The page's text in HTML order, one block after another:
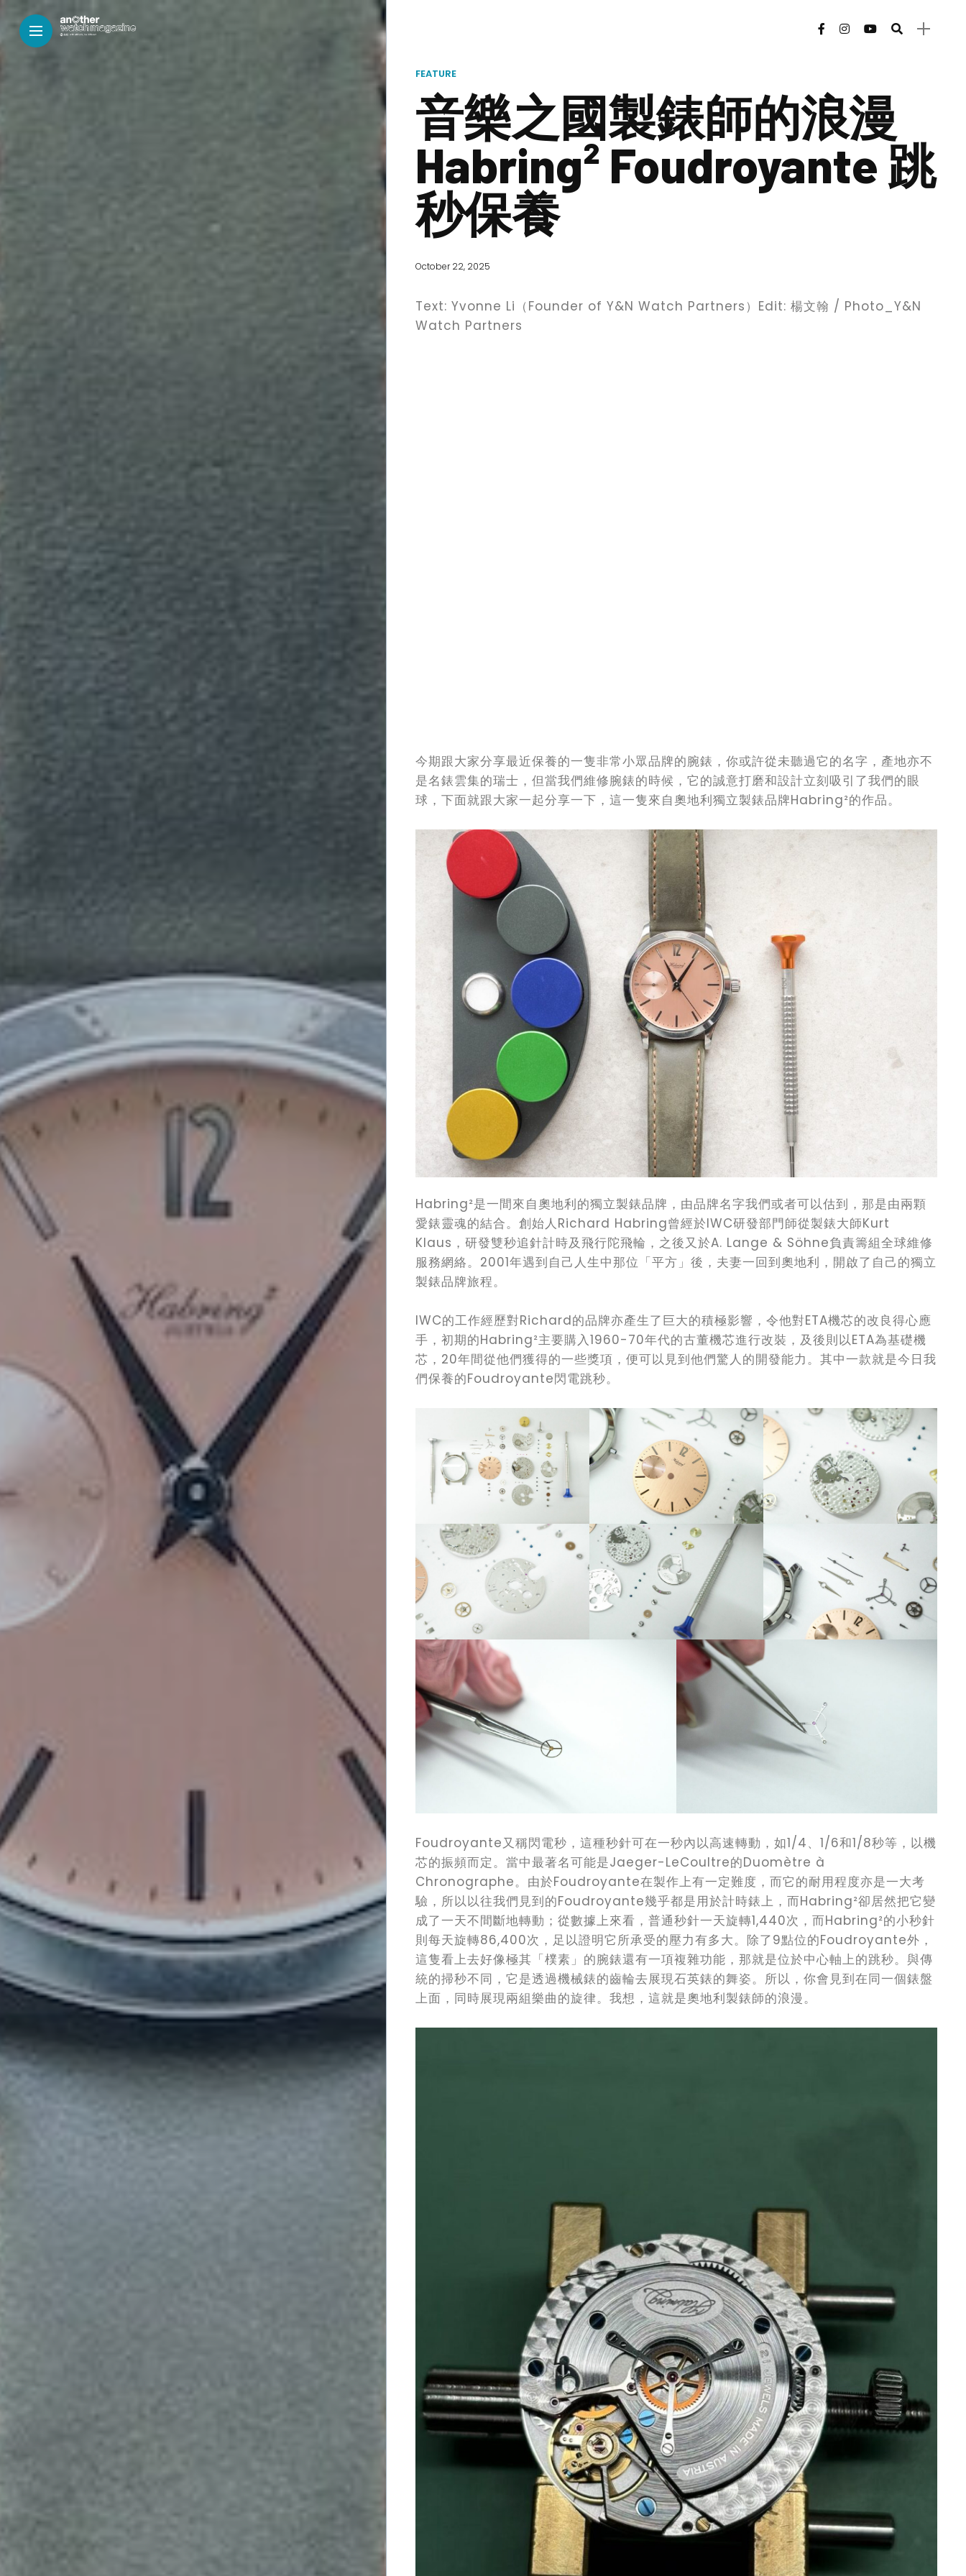
Watch
Lifestyle
Video
Contact
Search
FEATURE
音樂之國製錶師的浪漫
Habring² Foudroyante 跳
秒保養
October 22, 2025
Text: Yvonne Li（Founder of Y&N Watch Partners）Edit: 楊文翰 / Photo_Y&N
Watch Partners
今期跟大家分享最近保養的一隻非常小眾品牌的腕錶，你或許從未聽過它的名字，產地亦不
是名錶雲集的瑞士，但當我們維修腕錶的時候，它的誠意打磨和設計立刻吸引了我們的眼
球，下面就跟大家一起分享一下，這一隻來自奧地利獨立製錶品牌Habring²的作品。
Habring²是一間來自奧地利的獨立製錶品牌，由品牌名字我們或者可以估到，那是由兩顆
愛錶靈魂的結合。創始人Richard Habring曾經於IWC研發部門師從製錶大師Kurt
Klaus，研發雙秒追針計時及飛行陀飛輪，之後又於A. Lange & Söhne負責籌組全球維修
服務網絡。2001年遇到自己人生中那位「平方」後，夫妻一回到奧地利，開啟了自己的獨立
製錶品牌旅程。
IWC的工作經歷對Richard的品牌亦產生了巨大的積極影響，令他對ETA機芯的改良得心應
手，初期的Habring²主要購入1960-70年代的古董機芯進行改裝，及後則以ETA為基礎機
芯，20年間從他們獲得的一些獎項，便可以見到他們驚人的開發能力。其中一款就是今日我
們保養的Foudroyante閃電跳秒。
Foudroyante又稱閃電秒，這種秒針可在一秒內以高速轉動，如1/4、1/6和1/8秒等，以機
芯的振頻而定。當中最著名可能是Jaeger-LeCoultre的Duomètre à
Chronographe。由於Foudroyante在製作上有一定難度，而它的耐用程度亦是一大考
驗，所以以往我們見到的Foudroyante幾乎都是用於計時錶上，而Habring²卻居然把它變
成了一天不間斷地轉動；從數據上來看，普通秒針一天旋轉1,440次，而Habring²的小秒針
則每天旋轉86,400次，足以證明它所承受的壓力有多大。除了9點位的Foudroyante外，
這隻看上去好像極其「樸素」的腕錶還有一項複雜功能，那就是位於中心軸上的跳秒。與傳
統的掃秒不同，它是透過機械錶的齒輪去展現石英錶的舞姿。所以，你會見到在同一個錶盤
上面，同時展現兩組樂曲的旋律。我想，這就是奧地利製錶師的浪漫。